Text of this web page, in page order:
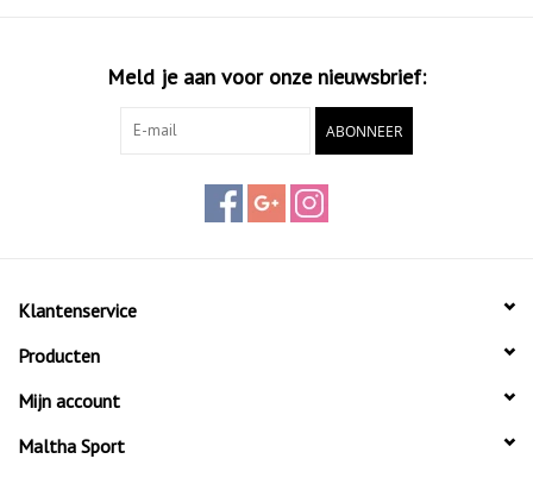
Meld je aan voor onze nieuwsbrief:
ABONNEER
Klantenservice
Producten
Mijn account
Maltha Sport